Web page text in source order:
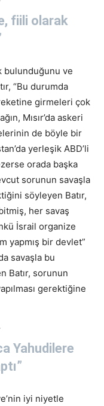
fiili olarak
bulunduğunu ve
“Bu durumda
girmeleri çok
Mısır’da askeri
de böyle bir
yerleşik ABD’li
orada başka
sorunun savaşla
söyleyen Batır,
her savaş
İsrail organize
yapmış bir devlet”
savaşla bu
Batır, sorunun
gerektiğine
Yahudilere
iyi niyetle